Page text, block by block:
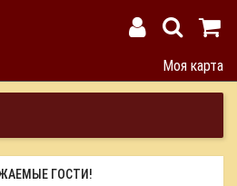
Моя карта
ГОСТИ!